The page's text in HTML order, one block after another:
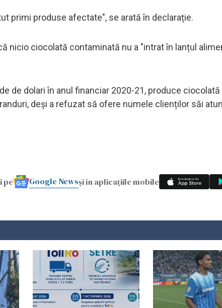
primi produse afectate", se arată în declarație.
nicio ciocolată contaminată nu a "intrat în lanțul
de dolari în anul financiar 2020-21, produce
deși a refuzat să ofere numele clienților săi
pe Google Newsși în aplicațiile mobile